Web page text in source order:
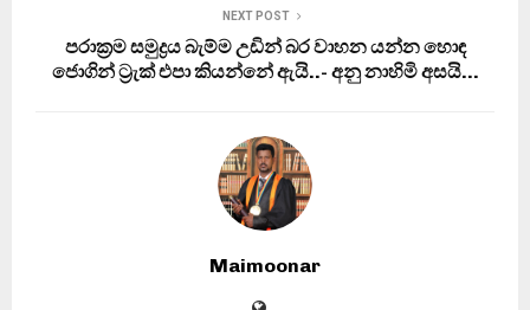
NEXT POST
පරාක්‍රම සමුද්‍රය බැම්ම උඩින් බර වාහන යන්න හොඳ
ජොගින් ට‍්‍රැක් එපා කියන්නේ ඇයි..- අනු නාහිමි අසයි…
Maimoonar